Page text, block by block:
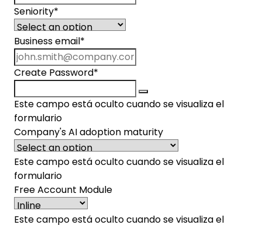
Seniority*
Business email *
Create Password*
Este campo está oculto cuando se visualiza el
formulario
Company's AI adoption maturity
Este campo está oculto cuando se visualiza el
formulario
Free Account Module
Este campo está oculto cuando se visualiza el